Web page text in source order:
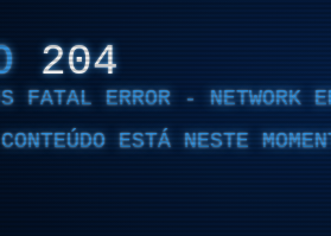
204
FATAL ERROR - NETWORK
ESTÁ NESTE